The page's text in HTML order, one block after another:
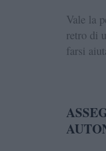
Vale la
retro di
farsi